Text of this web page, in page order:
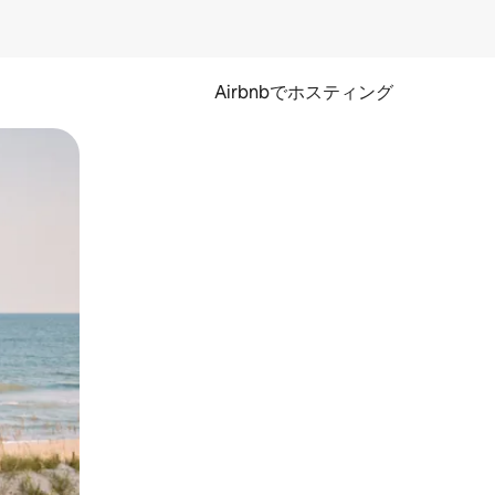
Airbnbでホスティング
できます。